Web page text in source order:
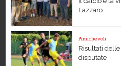
Lazzaro
Amichevoli
Risultati
disputate